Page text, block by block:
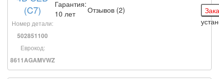
(C7)
Номер детали:
502851100
Еврокод:
8611AGAMVWZ
Гарантия:
10 лет
Отзывов (2)